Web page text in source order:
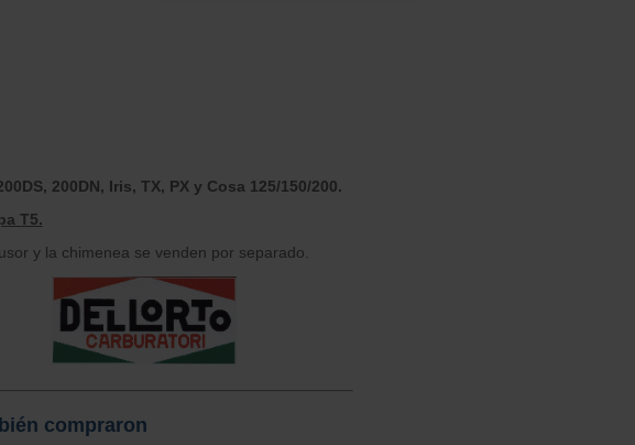
200DN, Iris, TX, PX y Cosa 125/150/200.
T5.
y la chimenea se venden por separado.
compraron